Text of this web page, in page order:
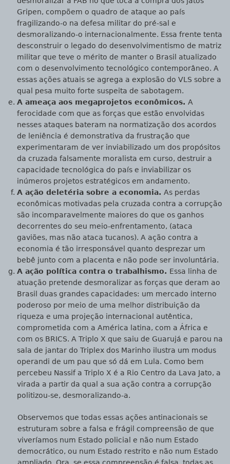
Gripen, compõem o quadro de ataque ao país
fragilizando-o na defesa militar do pré-sal e
desmoralizando-o internacionalmente. Essa frente tenta
desconstruir o legado do desenvolvimentismo de matriz
militar que teve o mérito de manter o Brasil atualizado
com o desenvolvimento tecnológico contemporâneo. A
essas ações atuais se agrega a explosão do VLS sobre a
qual pesa muito forte suspeita de sabotagem.
A ameaça aos megaprojetos econômicos.A
ferocidade com que as forças que estão envolvidas
nesses ataques bateram na normatização dos acordos
de leniência é demonstrativa da frustração que
experimentaram de ver inviabilizado um dos propósitos
da cruzada falsamente moralista em curso, destruir a
capacidade tecnológica do país e inviabilizar os
inúmeros projetos estratégicos em andamento.
A ação deletéria sobre a economia.As perdas
econômicas motivadas pela cruzada contra a corrupção
são incomparavelmente maiores do que os ganhos
decorrentes do seu meio-enfrentamento, (ataca
gaviões, mas não ataca tucanos). A ação contra a
economia é tão irresponsável quanto desprezar um
bebê junto com a placenta e não pode ser involuntária.
A ação política contra o trabalhismo. Essa linha de
atuação pretende desmoralizar as forças que deram ao
Brasil duas grandes capacidades: um mercado interno
poderoso por meio de uma melhor distribuição da
riqueza e uma projeção internacional autêntica,
comprometida com a América latina, com a África e
com os BRICS. A Triplo X que saiu de Guarujá e parou na
sala de jantar do Triplex dos Marinho ilustra um modus
operandi de um pau que só dá em Lula. Como bem
percebeu Nassif a Triplo X é a Rio Centro da Lava Jato, a
virada a partir da qual a sua ação contra a corrupção
politizou-se, desmoralizando-a.
Observemos que todas essas ações antinacionais se
estruturam sobre a falsa e frágil compreensão de que
viveríamos num Estado policial e não num Estado
democrático, ou num Estado restrito e não num Estado